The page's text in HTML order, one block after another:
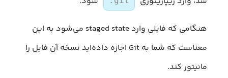
هنگامی که فایلی وارد staged state می‌شود به این
معناست که شما به Git اجازه داده‌اید نسخه آن فایل را
مانیتور کند.